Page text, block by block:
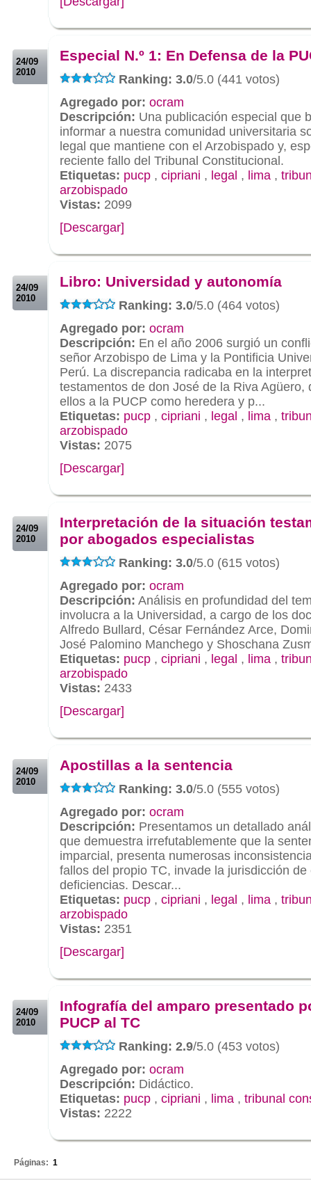
24/09
2010
Especial N.º 1: En Defensa de la
Ranking: 3.0/5.0 (441 votos)
Agregado por: ocram
Descripción: Una publicación especial que
informar a nuestra comunidad universitaria
legal que mantiene con el Arzobispado y,
reciente fallo del Tribunal Constitucional.
Etiquetas: pucp , cipriani , legal , lima ,
arzobispado
Vistas: 2099
[Descargar]
24/09
2010
Libro: Universidad y autonomía
Ranking: 3.0/5.0 (464 votos)
Agregado por: ocram
Descripción: En el año 2006 surgió un
señor Arzobispo de Lima y la Pontificia
Perú. La discrepancia radicaba en la
testamentos de don José de la Riva Agüero,
ellos a la PUCP como heredera y p...
Etiquetas: pucp , cipriani , legal , lima ,
arzobispado
Vistas: 2075
[Descargar]
24/09
2010
Interpretación de la situación
por abogados especialistas
Ranking: 3.0/5.0 (615 votos)
Agregado por: ocram
Descripción: Análisis en profundidad del
involucra a la Universidad, a cargo de los
Alfredo Bullard, César Fernández Arce,
José Palomino Manchego y Shoschana
Etiquetas: pucp , cipriani , legal , lima ,
arzobispado
Vistas: 2433
[Descargar]
24/09
2010
Apostillas a la sentencia
Ranking: 3.0/5.0 (555 votos)
Agregado por: ocram
Descripción: Presentamos un detallado
que demuestra irrefutablemente que la
imparcial, presenta numerosas
fallos del propio TC, invade la jurisdicción
deficiencias. Descar...
Etiquetas: pucp , cipriani , legal , lima ,
arzobispado
Vistas: 2351
[Descargar]
24/09
2010
Infografía del amparo presentado
PUCP al TC
Ranking: 2.9/5.0 (453 votos)
Agregado por: ocram
Descripción: Didáctico.
Etiquetas: pucp , cipriani , lima , tribunal
Vistas: 2222
Páginas: 1